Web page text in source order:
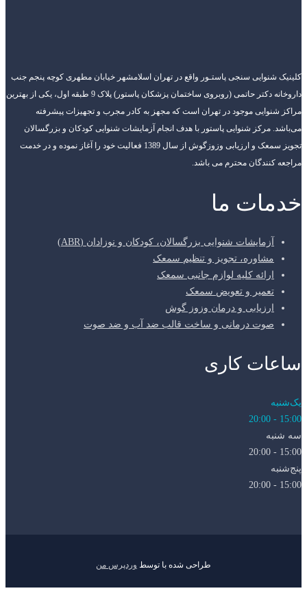
کلینیک شنوایی سنجی پاستـور واقع در تهران اسلامشهر خیابان مطهری کوچه پنجم جنب
داروخانه دکتر حاتمی (روبروی ساختمان پزشکان پاستور) پلاک 9 طبقه اول، یکی از بهترین
مراکز شنوایی موجود در تهران است که مجهز به کادر مجرب و تجهیزات پیشرفته
می‌باشد. مرکز شنوایی پاستور با هدف انجام آزمایشات شنوایی کودکان و بزرگسالان
تجویز سمعک و ارزیابی وزوزگوش از سال 1389 فعالیت خود را آغاز نموده و در خدمت
مراجعه کنندگان محترم می باشد.
خدمات ما
آزمایشات شنوایی بزرگسالان، کودکان و نوزادان (ABR)
مشاوره، تجویز و تنظیم سمعک
ارائه کلیه لوازم جانبی سمعک
تعمیر و تعویض سمعک
ارزیابی و درمان وزوز گوش
صوت درمانی و ساخت قالب ضد آب و ضد صوت
ساعات کاری
یک‌شنبه
15:00 - 20:00
سه شنبه
15:00 - 20:00
پنج‌شنبه
15:00 - 20:00
طراحی شده با توسط وردپرس من